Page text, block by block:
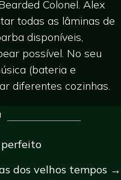
Colonel. Alex
todas as lâminas de
disponíveis,
possível. No seu
(bateria e
diferentes cozinhas.
dos velhos tempos →